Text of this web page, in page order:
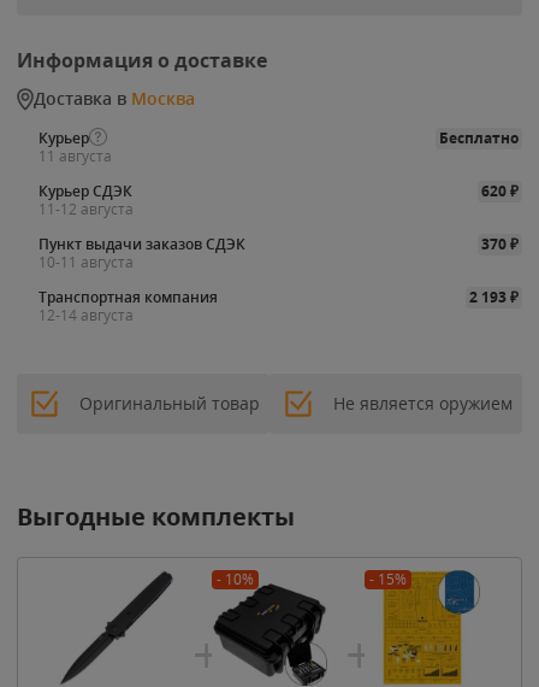
Информация о доставке
Доставка в Москва
Курьер
Бесплатно
11 августа
Курьер СДЭК
620₽
11-12 августа
Пункт выдачи заказов СДЭК
370₽
10-11 августа
Транспортная компания
2 193₽
12-14 августа
Оригинальный товар Не является оружием
Выгодные комплекты
- 10% - 15%